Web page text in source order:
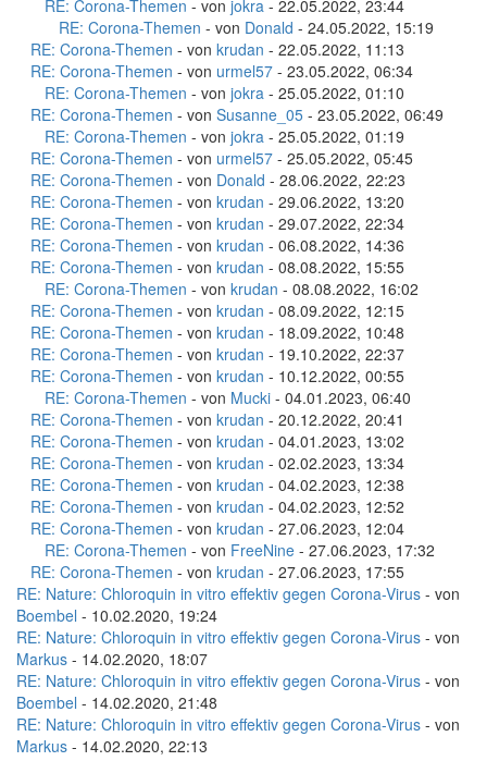
RE: Corona-Themen - von jokra - 22.05.2022, 23:44
RE: Corona-Themen - von Donald - 24.05.2022, 15:19
RE: Corona-Themen - von krudan - 22.05.2022, 11:13
RE: Corona-Themen - von urmel57 - 23.05.2022, 06:34
RE: Corona-Themen - von jokra - 25.05.2022, 01:10
RE: Corona-Themen - von Susanne_05 - 23.05.2022, 06:49
RE: Corona-Themen - von jokra - 25.05.2022, 01:19
RE: Corona-Themen - von urmel57 - 25.05.2022, 05:45
RE: Corona-Themen - von Donald - 28.06.2022, 22:23
RE: Corona-Themen - von krudan - 29.06.2022, 13:20
RE: Corona-Themen - von krudan - 29.07.2022, 22:34
RE: Corona-Themen - von krudan - 06.08.2022, 14:36
RE: Corona-Themen - von krudan - 08.08.2022, 15:55
RE: Corona-Themen - von krudan - 08.08.2022, 16:02
RE: Corona-Themen - von krudan - 08.09.2022, 12:15
RE: Corona-Themen - von krudan - 18.09.2022, 10:48
RE: Corona-Themen - von krudan - 19.10.2022, 22:37
RE: Corona-Themen - von krudan - 10.12.2022, 00:55
RE: Corona-Themen - von Mucki - 04.01.2023, 06:40
RE: Corona-Themen - von krudan - 20.12.2022, 20:41
RE: Corona-Themen - von krudan - 04.01.2023, 13:02
RE: Corona-Themen - von krudan - 02.02.2023, 13:34
RE: Corona-Themen - von krudan - 04.02.2023, 12:38
RE: Corona-Themen - von krudan - 04.02.2023, 12:52
RE: Corona-Themen - von krudan - 27.06.2023, 12:04
RE: Corona-Themen - von FreeNine - 27.06.2023, 17:32
RE: Corona-Themen - von krudan - 27.06.2023, 17:55
RE: Nature: Chloroquin in vitro effektiv gegen Corona-Virus - von
Boembel - 10.02.2020, 19:24
RE: Nature: Chloroquin in vitro effektiv gegen Corona-Virus - von
Markus - 14.02.2020, 18:07
RE: Nature: Chloroquin in vitro effektiv gegen Corona-Virus - von
Boembel - 14.02.2020, 21:48
RE: Nature: Chloroquin in vitro effektiv gegen Corona-Virus - von
Markus - 14.02.2020, 22:13